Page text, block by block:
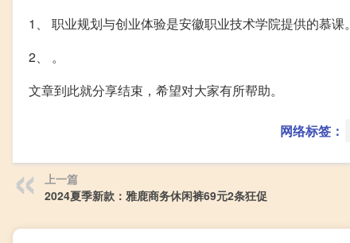
1、 职业规划与创业体验是安徽职业技术学院提供的慕课。
2、 。
文章到此就分享结束，希望对大家有所帮助。
网络标签：
上一篇
2024夏季新款：雅鹿商务休闲裤69元2条狂促